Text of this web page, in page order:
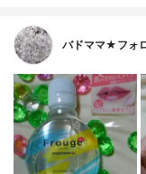
バドママ★フォ